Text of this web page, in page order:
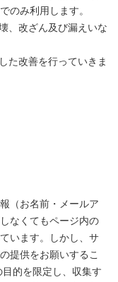
のみ利用します。
、改ざん及び漏えいな
た改善を行っていきま
（お名前・メールア
なくてもページ内の
います。しかし、サ
提供をお願いするこ
的を限定し、収集す